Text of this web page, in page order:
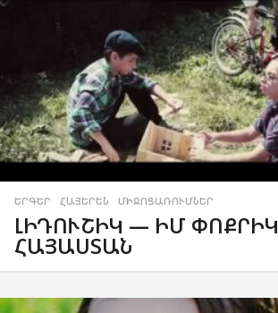
ԵՐԳԵՐ ,ՀԱՅԵՐԵՆ ,ՄԻՋՈՑԱՌՈՒՄՆԵՐ
ԼԻԴՈՒՇԻԿ — ԻՄ ՓՈՔՐԻԿ
ՀԱՅԱՍՏԱՆ